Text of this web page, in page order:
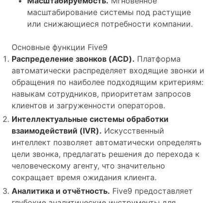
масштабирование системы под растущие
или снижающиеся потребности компании.
Основные функции Five9
Распределение звонков (ACD). Платформа
автоматически распределяет входящие звонки и
обращения по наиболее подходящим критериям:
навыкам сотрудников, приоритетам запросов
клиентов и загруженности операторов.
Интеллектуальные системы обработки
взаимодействий (IVR). Искусственный
интеллект позволяет автоматически определять
цели звонка, предлагать решения до перехода к
человеческому агенту, что значительно
сокращает время ожидания клиента.
Аналитика и отчётность. Five9 предоставляет